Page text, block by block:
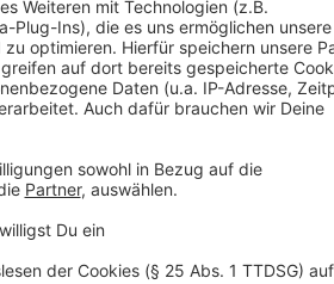
lassen. Die nehmen aktuell
Polizei Aachen
boomen